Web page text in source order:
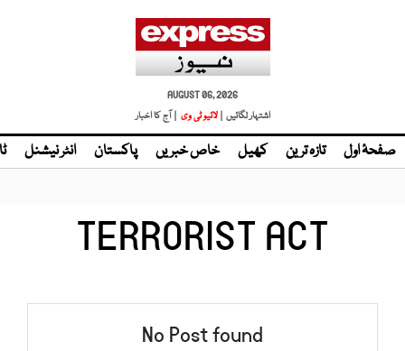
AUGUST 06, 2026
اشتہار لگائیں | لائیو ٹی وی | آج کا اخبار
صفحۂ اول تازہ ترین کھیل خاص خبریں پاکستان انٹر نیشنل
TERRORIST ACT
No Post found